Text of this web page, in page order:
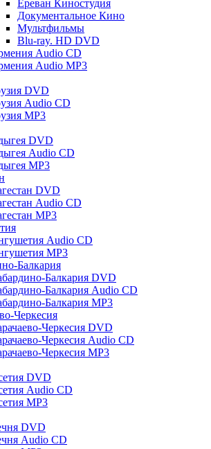
Ереван Киностудия
Документальное Кино
Мультфильмы
Blu-ray. HD DVD
Audio CD
Audio MP3
DVD
Audio CD
MP3
DVD
Audio CD
MP3
DVD
Audio CD
MP3
Audio CD
MP3
Балкария
Балкария DVD
Балкария Audio CD
Балкария MP3
Черкесия
Черкесия DVD
Черкесия Audio CD
Черкесия MP3
DVD
Audio CD
MP3
DVD
Audio CD